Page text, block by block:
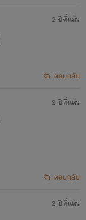
2 ปีที่แล้ว
ตอบกลับ
2 ปีที่แล้ว
ตอบกลับ
2 ปีที่แล้ว